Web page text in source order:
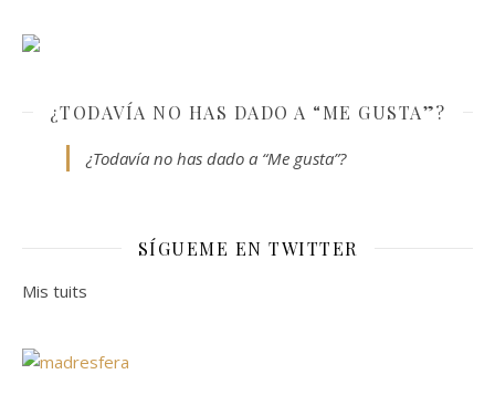
¿TODAVÍA NO HAS DADO A “ME GUSTA”?
¿Todavía no has dado a “Me gusta”?
SÍGUEME EN TWITTER
Mis tuits